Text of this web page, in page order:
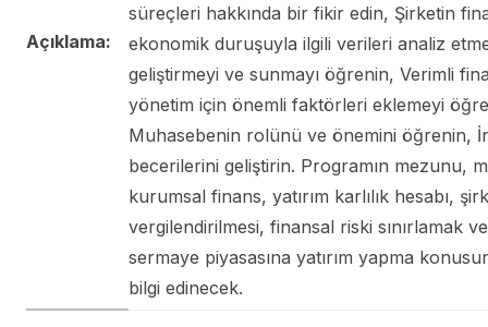
Açıklama:
süreçleri hakkında bir fikir edin, Şirketin
ekonomik duruşuyla ilgili verileri analiz
geliştirmeyi ve sunmayı öğrenin, Verimli
yönetim için önemli faktörleri eklemeyi
Muhasebenin rolünü ve önemini öğrenin,
becerilerini geliştirin. Programın mezunu,
kurumsal finans, yatırım karlılık hesabı,
vergilendirilmesi, finansal riski sınırlamak
sermaye piyasasına yatırım yapma
bilgi edinecek.